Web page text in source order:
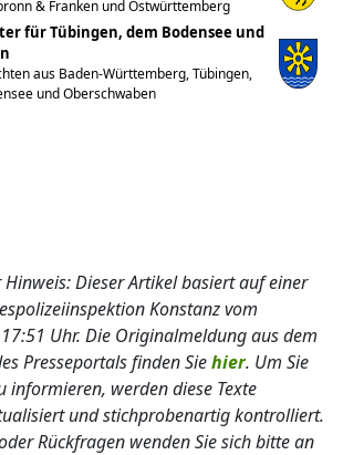
& Franken und Ostwürttemberg
für Tübingen, dem Bodensee und
aus Baden-Württemberg, Tübingen,
und Oberschwaben
Dieser Artikel basiert auf einer
Konstanz vom
Uhr. Die Originalmeldung aus dem
Presseportals finden Siehier. Um Sie
informieren, werden diese Texte
und stichprobenartig kontrolliert.
Rückfragen wenden Sie sich bitte an